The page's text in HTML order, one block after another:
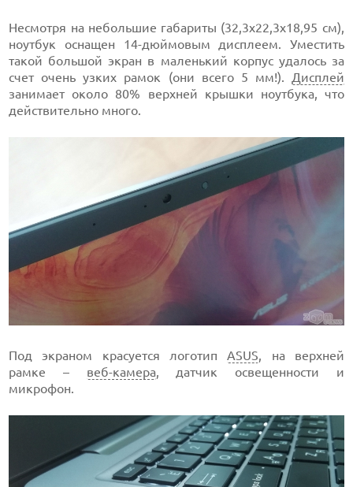
Несмотря на небольшие габариты (32,3x22,3x18,95 см),
ноутбук оснащен 14-дюймовым дисплеем. Уместить
такой большой экран в маленький корпус удалось за
счет очень узких рамок (они всего 5 мм!). Дисплей
занимает около 80% верхней крышки ноутбука, что
действительно много.
Под экраном красуется логотипASUS, на верхней
рамке – веб-камера, датчик освещенности и
микрофон.